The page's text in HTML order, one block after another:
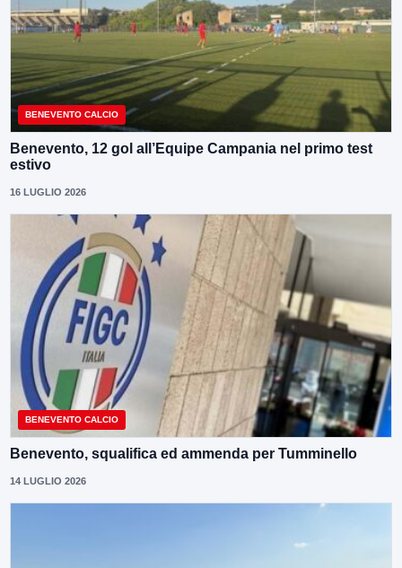
BENEVENTO CALCIO
Benevento, 12 gol all’Equipe Campania nel primo test
estivo
16 LUGLIO 2026
BENEVENTO CALCIO
Benevento, squalifica ed ammenda per Tumminello
14 LUGLIO 2026